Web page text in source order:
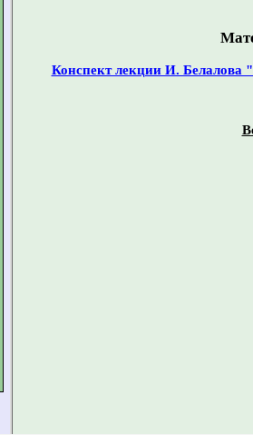
Конспект лекции И. Белалова